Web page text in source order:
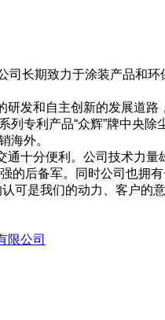
长期致力于涂装产品和
发和自主创新的发展道
专利产品“众辉”牌中央
海外。
十分便利。公司技术力
的后备军。同时公司也拥
可是我们的动力、客户
限公司